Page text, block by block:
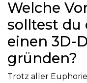
Welche
solltest du
einen 3D-
gründen?
Trotz aller